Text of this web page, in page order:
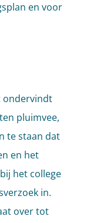
en voor
ondervindt
pluimvee,
te staan dat
en het
het college
in.
over tot